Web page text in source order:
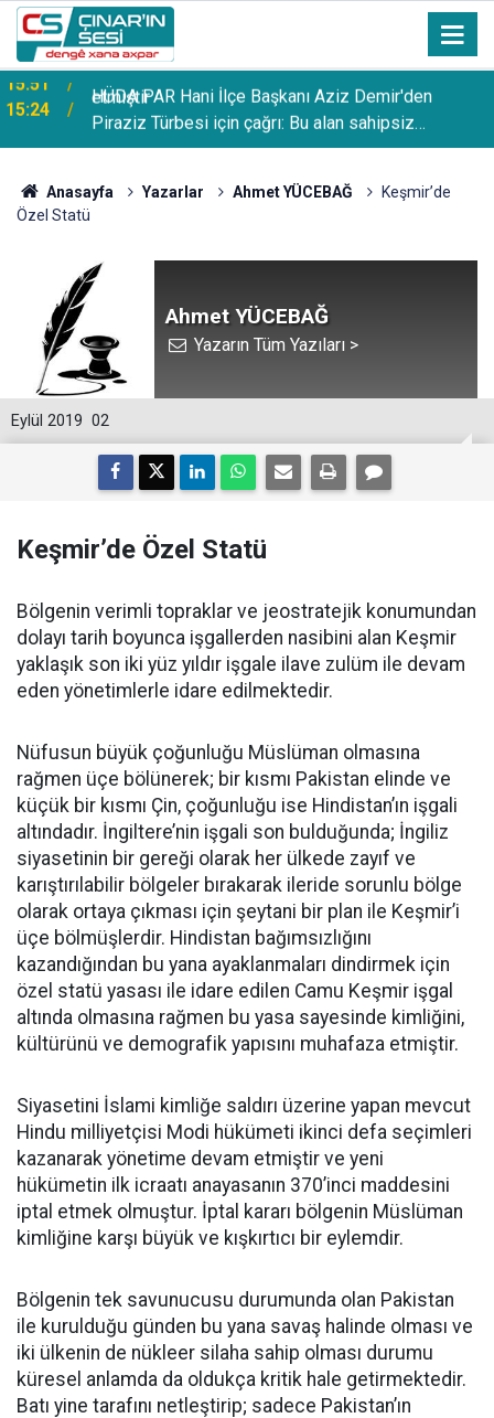
15:24
HÜDA PAR Hani İlçe Başkanı Aziz Demir'den
Piraziz Türbesi için çağrı: Bu alan sahipsiz
bırakılmamalı
Anasayfa Yazarlar Ahmet YÜCEBAĞ
Keşmir’de
Özel Statü
Ahmet YÜCEBAĞ
Yazarın Tüm Yazıları >
02
Eylül 2019
Keşmir’de Özel Statü
Bölgenin verimli topraklar ve jeostratejik konumundan
dolayı tarih boyunca işgallerden nasibini alan Keşmir
yaklaşık son iki yüz yıldır işgale ilave zulüm ile devam
eden yönetimlerle idare edilmektedir.
Nüfusun büyük çoğunluğu Müslüman olmasına
rağmen üçe bölünerek; bir kısmı Pakistan elinde ve
küçük bir kısmı Çin, çoğunluğu ise Hindistan’ın işgali
altındadır. İngiltere’nin işgali son bulduğunda; İngiliz
siyasetinin bir gereği olarak her ülkede zayıf ve
karıştırılabilir bölgeler bırakarak ileride sorunlu bölge
olarak ortaya çıkması için şeytani bir plan ile Keşmir’i
üçe bölmüşlerdir. Hindistan bağımsızlığını
kazandığından bu yana ayaklanmaları dindirmek için
özel statü yasası ile idare edilen Camu Keşmir işgal
altında olmasına rağmen bu yasa sayesinde kimliğini,
kültürünü ve demografik yapısını muhafaza etmiştir.
Siyasetini İslami kimliğe saldırı üzerine yapan mevcut
Hindu milliyetçisi Modi hükümeti ikinci defa seçimleri
kazanarak yönetime devam etmiştir ve yeni
hükümetin ilk icraatı anayasanın 370’inci maddesini
iptal etmek olmuştur. İptal kararı bölgenin Müslüman
kimliğine karşı büyük ve kışkırtıcı bir eylemdir.
Bölgenin tek savunucusu durumunda olan Pakistan
ile kurulduğu günden bu yana savaş halinde olması ve
iki ülkenin de nükleer silaha sahip olması durumu
küresel anlamda da oldukça kritik hale getirmektedir.
Batı yine tarafını netleştirip; sadece Pakistan’ın